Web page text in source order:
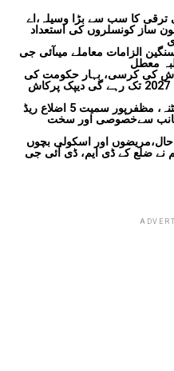
ترقی کا سب سے بڑا وسیلہ،اے
ساز کونسلروں کی استعداد
الزامات معاملے میںآئی جی
کی کرسی، بہار حکومت کی
سفارش پر لیا گیا فیصلہ،اب 16 مارچ 2027 تک رہے گی دیپک پرکاش
بہار کے 5 اضلاع میں ڈینگو کا پھیلاؤ، پٹنہ، مظفرپور سمیت 5 اضلاع ریڈ
سےخصوصی اور سخت
اور اسکولی بچوں
نے ضلع کے ڈی ایم، ڈی آئی جی